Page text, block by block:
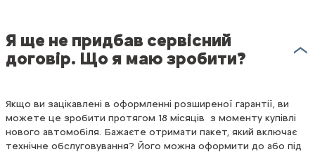
Я ще не придбав сервісний
договір. Що я маю зробити?
Якщо ви зацікавлені в оформленні розширеної гарантії, ви
можете це зробити протягом 18 місяців з моменту купівлі
нового автомобіля. Бажаєте отримати пакет, який включає
технічне обслуговування? Його можна оформити до або під